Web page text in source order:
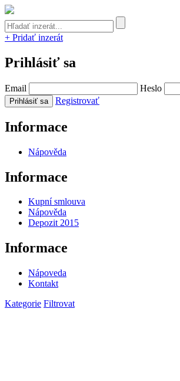
+ Pridať inzerát
Prihlásiť sa
Email
Heslo
Registrovať
Informace
Nápověda
Informace
Kupní smlouva
Nápověda
Depozit 2015
Informace
Nápoveda
Kontakt
Kategorie Filtrovat